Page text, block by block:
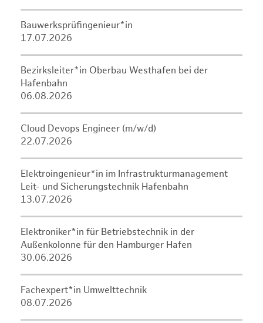
Bauwerksprüfingenieur*in
17.07.2026
Bezirksleiter*in Oberbau Westhafen bei der
Hafenbahn
06.08.2026
Cloud Devops Engineer (m/w/d)
22.07.2026
Elektroingenieur*in im Infrastrukturmanagement
Leit- und Sicherungstechnik Hafenbahn
13.07.2026
Elektroniker*in für Betriebstechnik in der
Außenkolonne für den Hamburger Hafen
30.06.2026
Fachexpert*in Umwelttechnik
08.07.2026